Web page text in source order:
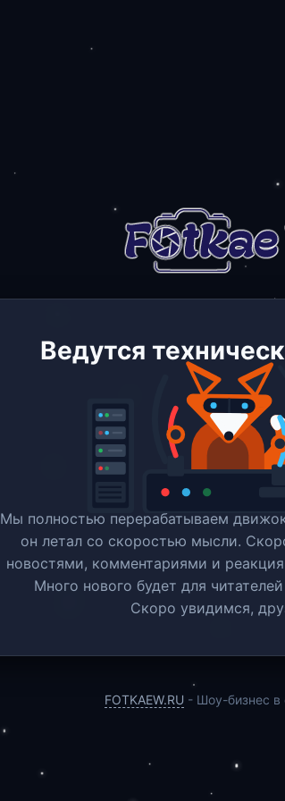
Ведутся
Мы полностью перерабатываем
он летал со скоростью мысли.
новостями, комментариями и
Много нового будет для
Скоро увидимся,
FOTKAEW.RU - Шоу-бизнес в